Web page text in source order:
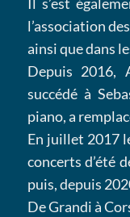
Il s’est
l’association
ainsi que dans
Depuis 2016,
succédé à
piano, a
En juillet 2017
concerts d’été
puis, depuis
De Grandi à